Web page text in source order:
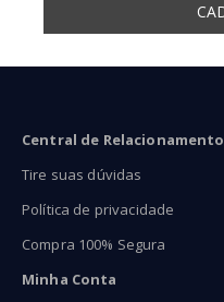
Central de Relacionamento
Tire suas dúvidas
Política de privacidade
Compra 100% Segura
Minha Conta